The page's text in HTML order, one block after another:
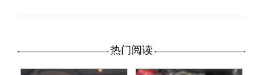
热门阅读